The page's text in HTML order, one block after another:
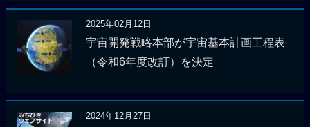
2025年02月12日
宇宙開発戦略本部が宇宙基本計画工程表
（令和6年度改訂）を決定
2024年12月27日